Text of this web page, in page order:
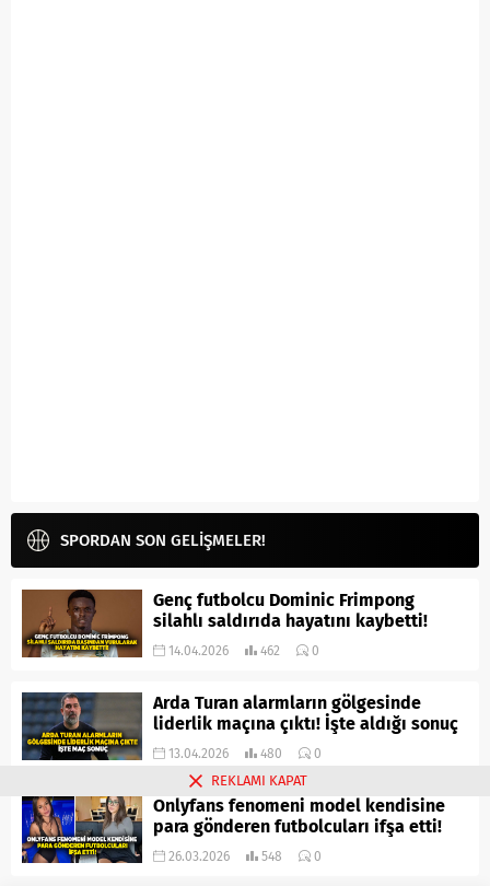
SPORDAN SON GELİŞMELER!
Genç futbolcu Dominic Frimpong
silahlı saldırıda hayatını kaybetti!
14.04.2026 462 0
Arda Turan alarmların gölgesinde
liderlik maçına çıktı! İşte aldığı sonuç
13.04.2026 480 0
Onlyfans fenomeni model kendisine
para gönderen futbolcuları ifşa etti!
26.03.2026 548 0
REKLAMI KAPAT